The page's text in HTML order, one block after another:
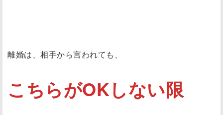
離婚は、相手から言われても、
こちらがOKしない限